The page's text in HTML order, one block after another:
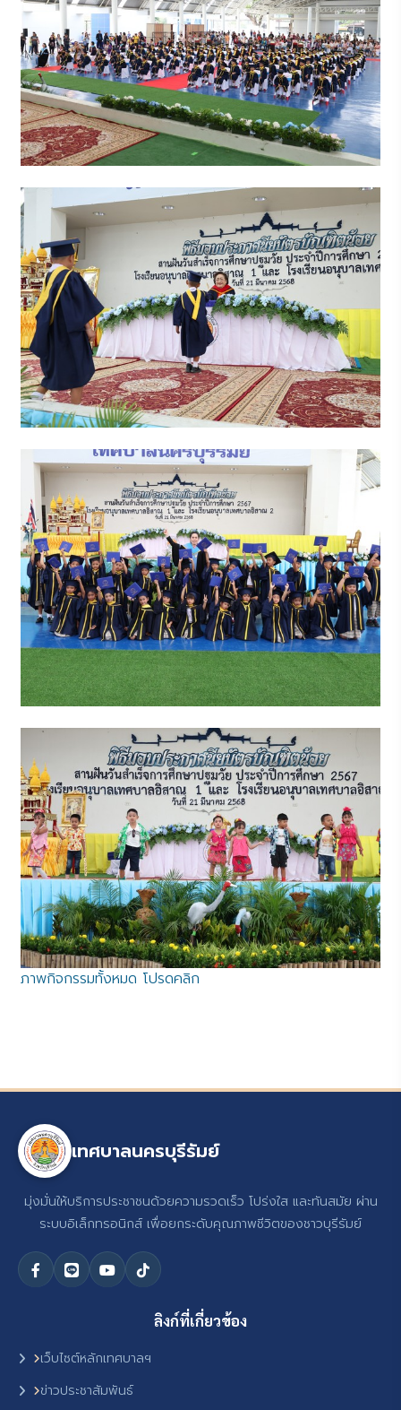
ภาพกิจกรรมทั้งหมด โปรดคลิก
เทศบาลนครบุรีรัมย์
มุ่งมั่นให้บริการประชาชนด้วยความรวดเร็ว โปร่งใส และทันสมัย ผ่าน
ระบบอิเล็กทรอนิกส์ เพื่อยกระดับคุณภาพชีวิตของชาวบุรีรัมย์
ลิงก์ที่เกี่ยวข้อง
เว็บไซต์หลักเทศบาลฯ
ข่าวประชาสัมพันธ์